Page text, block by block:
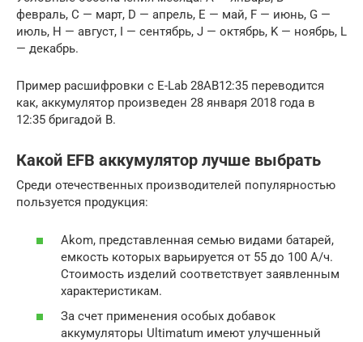
февраль, C — март, D — апрель, E — май, F — июнь, G —
июль, H — август, I — сентябрь, J — октябрь, K — ноябрь, L
— декабрь.
Пример расшифровки с E-Lab 28AB12:35 переводится
как, аккумулятор произведен 28 января 2018 года в
12:35 бригадой B.
Какой EFB аккумулятор лучше выбрать
Среди отечественных производителей популярностью
пользуется продукция:
Akom, представленная семью видами батарей,
емкость которых варьируется от 55 до 100 А/ч.
Стоимость изделий соответствует заявленным
характеристикам.
За счет применения особых добавок
аккумуляторы Ultimatum имеют улучшенный